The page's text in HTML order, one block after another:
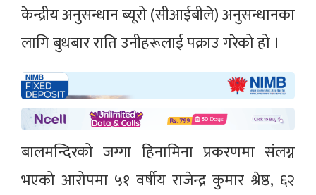
केन्द्रीय अनुसन्धान ब्यूरो (सीआईबीले) अनुसन्धानका
लागि बुधबार राति उनीहरूलाई पक्राउ गरेको हो ।
बालमन्दिरको जग्गा हिनामिना प्रकरणमा संलग्न
भएको आरोपमा ५१ वर्षीय राजेन्द्र कुमार श्रेष्ठ, ६२